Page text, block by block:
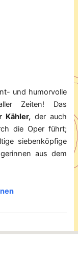
und humorvolle
Zeiten! Das
Kähler, der auch
die Oper führt;
siebenköpfige
aus dem